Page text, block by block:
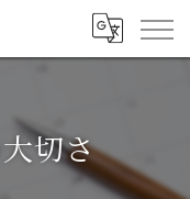
切さ